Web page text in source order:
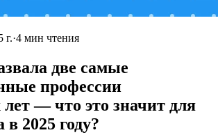
г.·4 мин чтения
две самые
профессии
— что это значит для
в 2025 году?